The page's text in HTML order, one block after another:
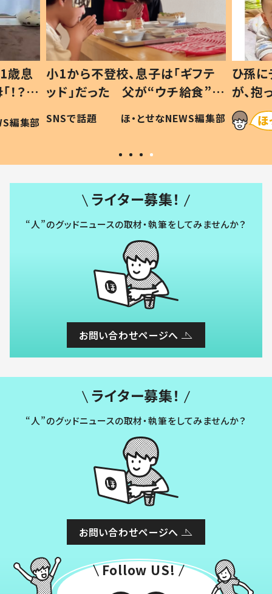
歳息
？」
編集部
小1から不登校、息子は「ギフテ
ッド」だった 父が“ウチ給食”を
作り続ける理由とは #令和の親
#令和の子
SNSで話題 ほ・とせなNEWS編集部
ひ孫
が、
「涙が
い」
ライター募集！
“人”のグッドニュースの取材・執筆をしてみませんか？
お問い合わせページへ
ライター募集！
“人”のグッドニュースの取材・執筆をしてみませんか？
お問い合わせページへ
Follow US!